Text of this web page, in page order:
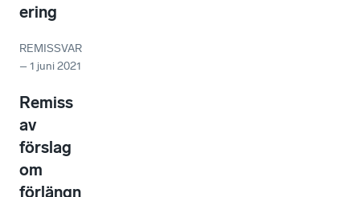
ering
REMISSVAR
–1 juni 2021
Remiss
av
förslag
om
förlängn